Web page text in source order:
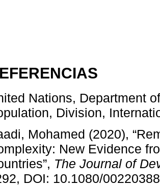
Nations, Department
Division,
Mohamed (2020),
New Evidence
The Journal of
DOI: 10.1080/